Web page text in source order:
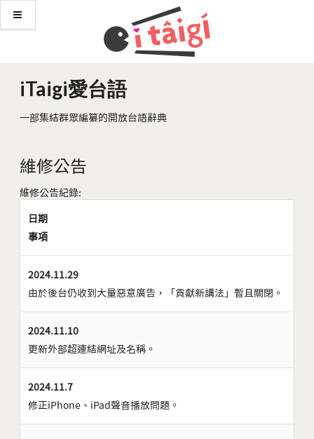
iTaigi愛台語
一部集結群眾編纂的開放台語辭典
維修公告
維修公告紀錄:
日期
事項
2024.11.29
由於後台仍收到大量惡意廣告，「貢獻新講法」暫且關閉。
2024.11.10
更新外部超連結網址及名稱。
2024.11.7
修正iPhone、iPad聲音播放問題。